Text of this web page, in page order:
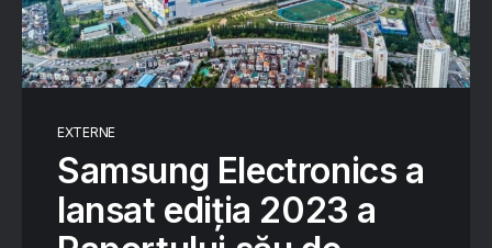
EXTERNE
Samsung Electronics a
lansat ediția 2023 a